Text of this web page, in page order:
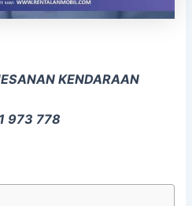
KENDARAAN
973 778